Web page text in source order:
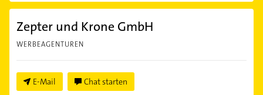
Zepter und Krone GmbH
WERBEAGENTUREN
E-Mail Chat starten